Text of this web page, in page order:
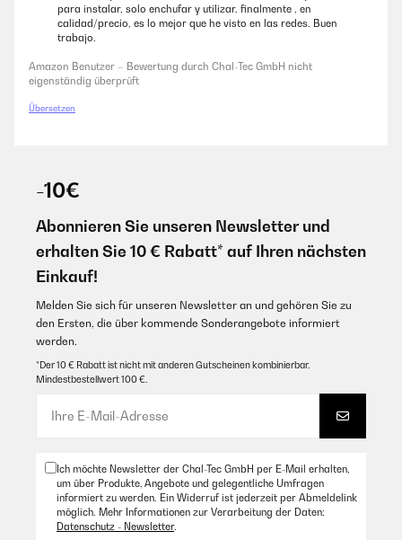
para instalar, solo enchufar y utilizar. finalmente , en
calidad/precio, es lo mejor que he visto en las redes. Buen
trabajo.
Amazon Benutzer – Bewertung durch Chal-Tec GmbH nicht
eigenständig überprüft
Übersetzen
-10€
Abonnieren Sie unseren Newsletter und
erhalten Sie 10 € Rabatt* auf Ihren nächsten
Einkauf!
Melden Sie sich für unseren Newsletter an und gehören Sie zu
den Ersten, die über kommende Sonderangebote informiert
werden.
*Der 10 € Rabatt ist nicht mit anderen Gutscheinen kombinierbar.
Mindestbestellwert 100 €.
Ich möchte Newsletter der Chal-Tec GmbH per E-Mail erhalten,
um über Produkte, Angebote und gelegentliche Umfragen
informiert zu werden. Ein Widerruf ist jederzeit per Abmeldelink
möglich. Mehr Informationen zur Verarbeitung der Daten:
Datenschutz - Newsletter.